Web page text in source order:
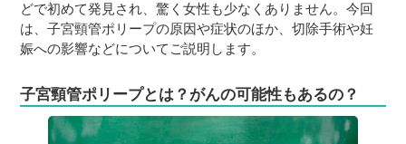
妊娠後期
出産
０歳児
１歳児
どで初めて発見され、驚く女性も少なくありません。今回
は、子宮頸管ポリープの原因や症状のほか、切除手術や妊
娠への影響などについてご説明します。
子宮頸管ポリープとは？がんの可能性もあるの？